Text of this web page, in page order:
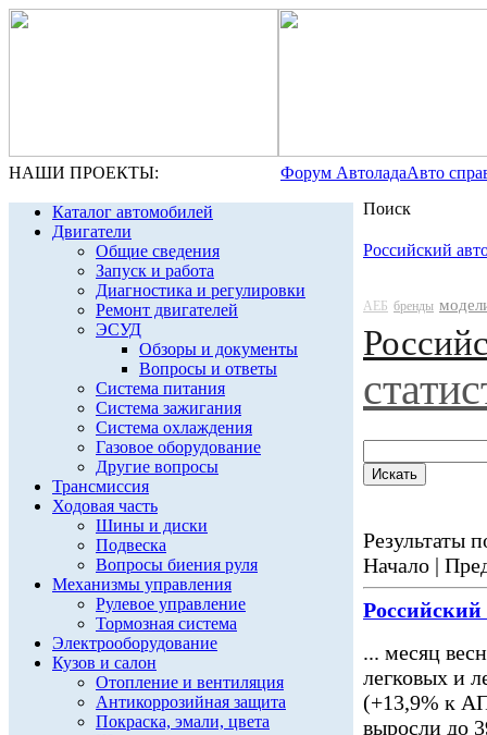
НАШИ ПРОЕКТЫ: Форум АвтоладаАвто
Каталог автомобилей
Двигатели
Общие сведения
Запуск и работа
Диагностика и регулировки
Ремонт двигателей
ЭСУД
Обзоры и документы
Вопросы и ответы
Система питания
Система зажигания
Система охлаждения
Газовое оборудование
Другие вопросы
Трансмиссия
Ходовая часть
Шины и диски
Подвеска
Вопросы биения руля
Механизмы управления
Рулевое управление
Тормозная система
Электрооборудование
Кузов и салон
Отопление и вентиляция
Антикоррозийная защита
Покраска, эмали, цвета
Поиск
Российский
АЕБ бренды
Результаты
Начало |
... месяц
легковых и
(+13,9% к
выросли до